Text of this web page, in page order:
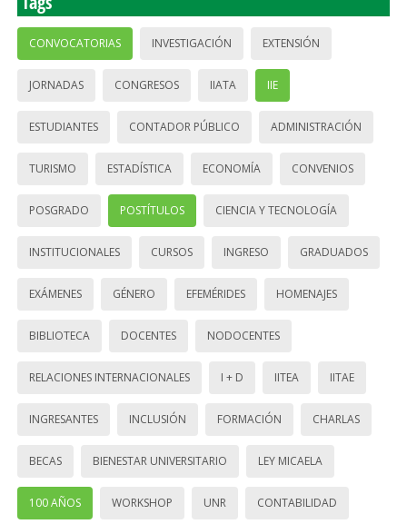
CONVOCATORIAS INVESTIGACIÓN EXTENSIÓN
JORNADAS CONGRESOS IIATA IIE
ESTUDIANTES CONTADOR PÚBLICO ADMINISTRACIÓN
TURISMO ESTADÍSTICA ECONOMÍA CONVENIOS
POSGRADO POSTÍTULOS CIENCIA Y TECNOLOGÍA
INSTITUCIONALES CURSOS INGRESO GRADUADOS
EXÁMENES GÉNERO EFEMÉRIDES HOMENAJES
BIBLIOTECA DOCENTES NODOCENTES
RELACIONES INTERNACIONALES I + D IITEA IITAE
INGRESANTES INCLUSIÓN FORMACIÓN CHARLAS
BECAS BIENESTAR UNIVERSITARIO LEY MICAELA
100 AÑOS WORKSHOP UNR CONTABILIDAD